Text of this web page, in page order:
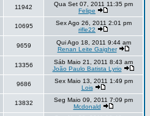
11942
Qua Set 07, 2011 11:35 pm
Felipe
10695
Sex Ago 26, 2011 2:01 pm
rifle22
9659
Qui Ago 18, 2011 9:44 am
Renan Leite Gaigher
13356
Sáb Maio 21, 2011 8:43 am
João Paulo Batista Lyrio
9686
Sex Maio 13, 2011 1:49 pm
Lois
13832
Seg Maio 09, 2011 7:09 pm
Mcdonald